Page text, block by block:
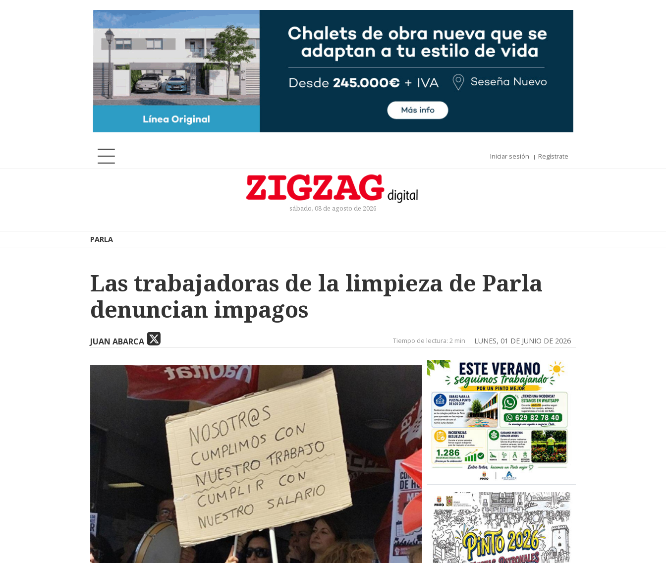
Iniciar sesión Regístrate
sábado, 08 de agosto de 2026
PARLA
Las trabajadoras de la limpieza de Parla
denuncian impagos
JUAN ABARCA LUNES, 01 DE JUNIO DE 2026
Tiempo de lectura: 2 min